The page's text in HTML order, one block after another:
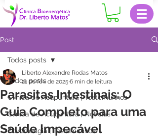
Post
Todos posts
Clinica de Acupuntura | Testemunhos
Clinica de Acupuntura | Notícias
Fibromialgia | Testemunhos
Todos posts
Parasitas Intestinais: O
Guia Completo para uma
Saúde Impecável
Liberto Alexandre Rodas Matos
21 de fev. de 2025 6 min de leitura